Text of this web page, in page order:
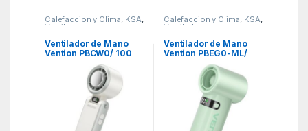
Calefaccion y Clima, KSA,
Ventiladores y
Ventilador de Mano
Vention PBCW0/ 100
Calefaccion y Clima, KSA,
Ventiladores y
Ventilador de Mano
Vention PBEG0-ML/
100 velocidades